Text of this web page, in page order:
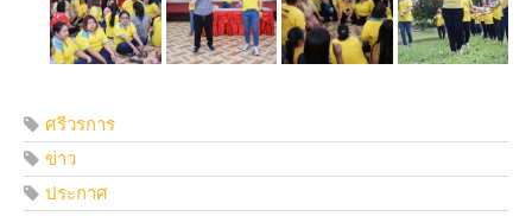
ศรีวรการ
ข่าว
ประกาศ